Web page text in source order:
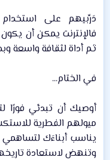
دَرِّبيهم على استخدام
فالإنترنت يمكن أن
ثم أداة لثقافة واسعة
في الختام...​
أوصيك أن تبدئي فورًا
ميولهم الفطرية
يناسب أبناءَك لتساهمي
وتنهض لاستعادة